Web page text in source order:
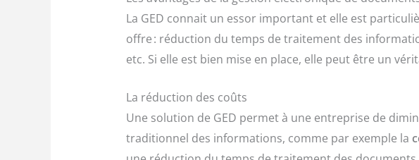
La GED connait un essor important et elle est
offre : réduction du temps de traitement des
etc. Si elle est bien mise en place, elle peut être un
La réduction des coûts
Une solution de GED permet à une entreprise de
traditionnel des informations, comme par exemple la